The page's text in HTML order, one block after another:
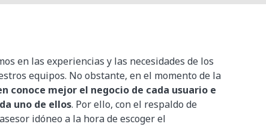
en las experiencias y las necesidades de los
equipos. No obstante, en el momento de la
conoce mejor el negocio de cada usuario e
uno de ellos. Por ello, con el respaldo de
idóneo a la hora de escoger el